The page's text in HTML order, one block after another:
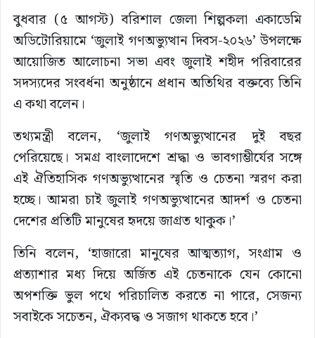
বুধবার (৫ আগস্ট) বরিশাল জেলা শিল্পকলা একাডেমি
অডিটোরিয়ামে ‘জুলাই গণঅভ্যুত্থান দিবস-২০২৬’ উপলক্ষে
আয়োজিত আলোচনা সভা এবং জুলাই শহীদ পরিবারের
সদস্যদের সংবর্ধনা অনুষ্ঠানে প্রধান অতিথির বক্তব্যে তিনি
এ কথা বলেন।
তথ্যমন্ত্রী বলেন, ‘জুলাই গণঅভ্যুত্থানের দুই বছর
পেরিয়েছে। সমগ্র বাংলাদেশে শ্রদ্ধা ও ভাবগাম্ভীর্যের সঙ্গে
এই ঐতিহাসিক গণঅভ্যুত্থানের স্মৃতি ও চেতনা স্মরণ করা
হচ্ছে। আমরা চাই জুলাই গণঅভ্যুত্থানের আদর্শ ও চেতনা
দেশের প্রতিটি মানুষের হৃদয়ে জাগ্রত থাকুক।’
তিনি বলেন, ‘হাজারো মানুষের আত্মত্যাগ, সংগ্রাম ও
প্রত্যাশার মধ্য দিয়ে অর্জিত এই চেতনাকে যেন কোনো
অপশক্তি ভুল পথে পরিচালিত করতে না পারে, সেজন্য
সবাইকে সচেতন, ঐক্যবদ্ধ ও সজাগ থাকতে হবে।’